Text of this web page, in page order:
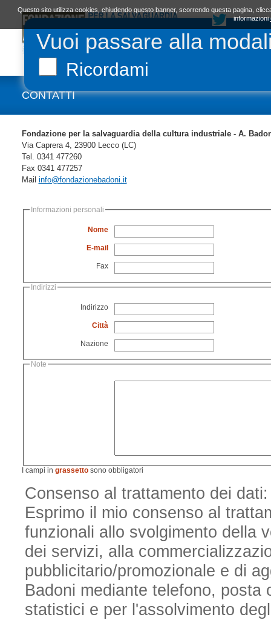
Vuoi passare alla
Ricordami
LA FONDAZIONE
CONTATTI
Fondazione per la salvaguardia della cultura industriale - A.
Via Caprera 4, 23900 Lecco (LC)
Tel. 0341 477260
Fax 0341 477257
Mail info@fondazionebadoni.it
Informazioni personali
Nome
E-mail
Fax
Indirizzi
Indirizzo
Città
Nazione
Note
I campi in grassettosono obbligatori
Consenso al trattamento dei
Esprimo il mio consenso al
funzionali allo svolgimento della
dei servizi, alla
pubblicitario/promozionale e di
Badoni mediante telefono, posta
statistici e per l'assolvimento
Questo sito utilizza cookies, chiudendo questo banner, scorrendo questa pagina,
informazioni